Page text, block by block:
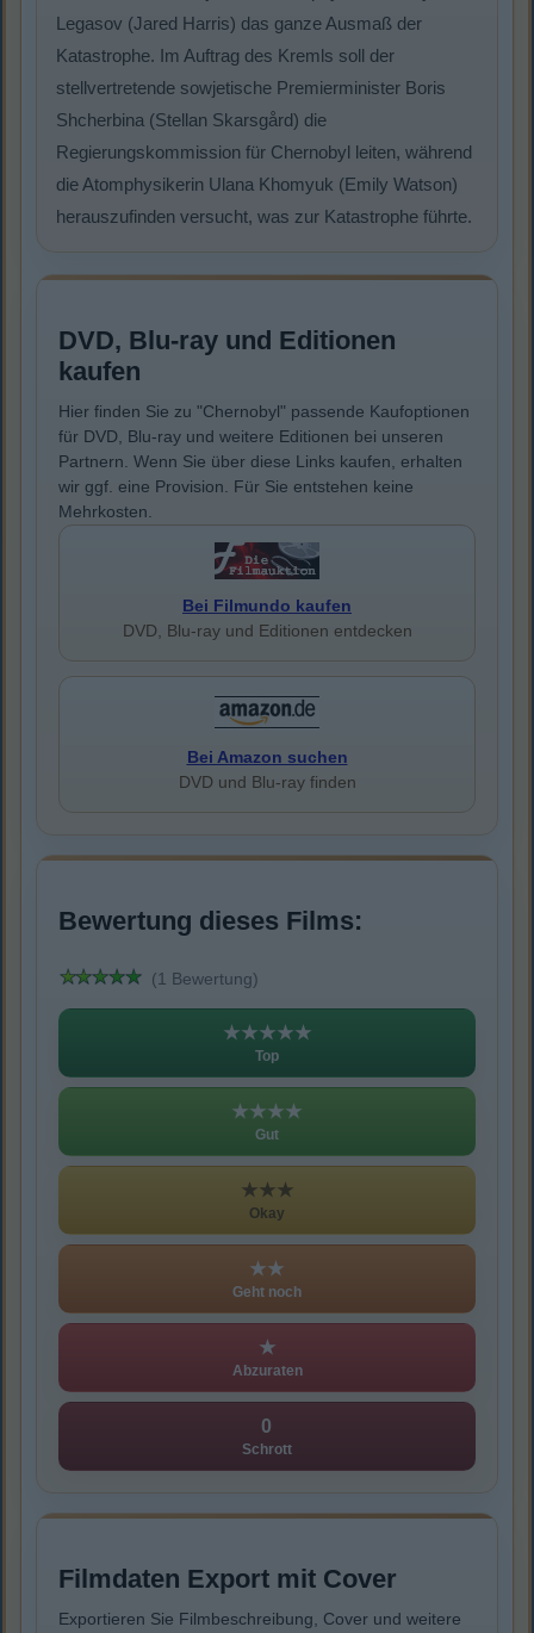
Legasov (Jared Harris) das ganze Ausmaß der
Katastrophe. Im Auftrag des Kremls soll der
stellvertretende sowjetische Premierminister Boris
Shcherbina (Stellan Skarsgård) die
Regierungskommission für Chernobyl leiten, während
die Atomphysikerin Ulana Khomyuk (Emily Watson)
herauszufinden versucht, was zur Katastrophe führte.
DVD, Blu-ray und Editionen
kaufen
Hier finden Sie zu "Chernobyl" passende Kaufoptionen
für DVD, Blu-ray und weitere Editionen bei unseren
Partnern. Wenn Sie über diese Links kaufen, erhalten
wir ggf. eine Provision. Für Sie entstehen keine
Mehrkosten.
Bei Filmundo kaufen
DVD, Blu-ray und Editionen entdecken
Bei Amazon suchen
DVD und Blu-ray finden
Bewertung dieses Films:
(1 Bewertung)
★★★★★
Top
★★★★
Gut
★★★
Okay
★★
Geht noch
★
Abzuraten
0
Schrott
Filmdaten Export mit Cover
Exportieren Sie Filmbeschreibung, Cover und weitere